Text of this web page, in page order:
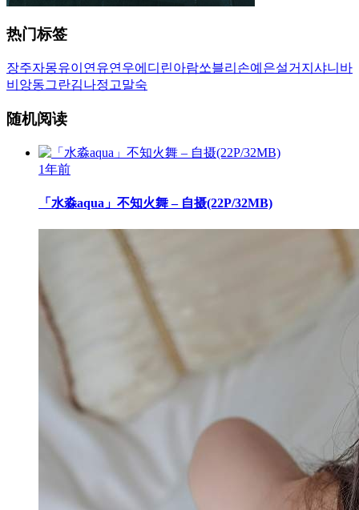
热门标签
장주자몽유이 연유연우에디린아람쏘블리 손예은설거지 샤니 바
비앙동그란김나정 고말숙
随机阅读
1年前
「水淼aqua」不知火舞 – 自摄(22P/32MB)